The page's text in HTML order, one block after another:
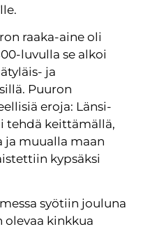
raaka-aine oli
luvulla se alkoi
ja
Puuron
eroja: Länsi-
tehdä keittämällä,
ja muualla maan
kypsäksi
syötiin jouluna
olevaa kinkkua